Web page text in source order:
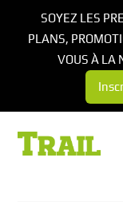
SOYEZ LES
PLANS,
VOUS À LA